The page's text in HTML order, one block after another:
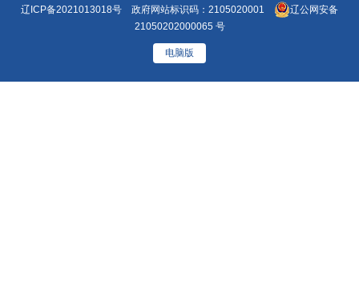
辽ICP备2021013018号 政府网站标识码：2105020001
辽公网安备
21050202000065 号
电脑版